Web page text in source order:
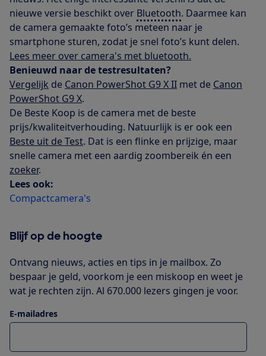
nieuwe versie beschikt over Bluetooth. Daarmee kan
de camera gemaakte foto’s meteen naar je
smartphone sturen, zodat je snel foto’s kunt delen.
Lees meer over camera's met bluetooth.
Benieuwd naar de testresultaten?
Vergelijk de Canon PowerShot G9 X II met de Canon
PowerShot G9 X.
De Beste Koop is de camera met de beste
prijs/kwaliteitverhouding. Natuurlijk is er ook een
Beste uit de Test. Dat is een flinke en prijzige, maar
snelle camera met een aardig zoombereik én een
zoeker.
Lees ook:
Compactcamera's
Blijf op de hoogte
Ontvang nieuws, acties en tips in je mailbox. Zo
bespaar je geld, voorkom je een miskoop en weet je
wat je rechten zijn. Al 670.000 lezers gingen je voor.
E-mailadres